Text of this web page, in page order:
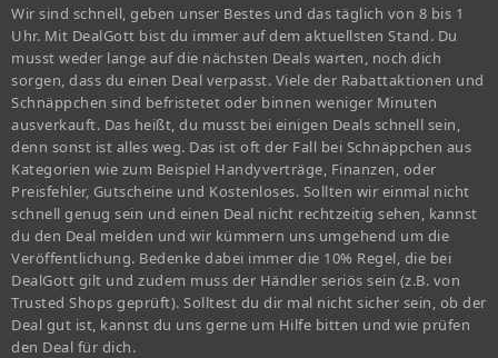
Wir sind schnell, geben unser Bestes und das täglich von 8 bis 1
Uhr. Mit DealGott bist du immer auf dem aktuellsten Stand. Du
musst weder lange auf die nächsten Deals warten, noch dich
sorgen, dass du einen Deal verpasst. Viele der Rabattaktionen und
Schnäppchen sind befristetet oder binnen weniger Minuten
ausverkauft. Das heißt, du musst bei einigen Deals schnell sein,
denn sonst ist alles weg. Das ist oft der Fall bei Schnäppchen aus
Kategorien wie zum Beispiel Handyverträge, Finanzen, oder
Preisfehler, Gutscheine und Kostenloses. Sollten wir einmal nicht
schnell genug sein und einen Deal nicht rechtzeitig sehen, kannst
du den Deal melden und wir kümmern uns umgehend um die
Veröffentlichung. Bedenke dabei immer die 10% Regel, die bei
DealGott gilt und zudem muss der Händler seriös sein (z.B. von
Trusted Shops geprüft). Solltest du dir mal nicht sicher sein, ob der
Deal gut ist, kannst du uns gerne um Hilfe bitten und wie prüfen
den Deal für dich.